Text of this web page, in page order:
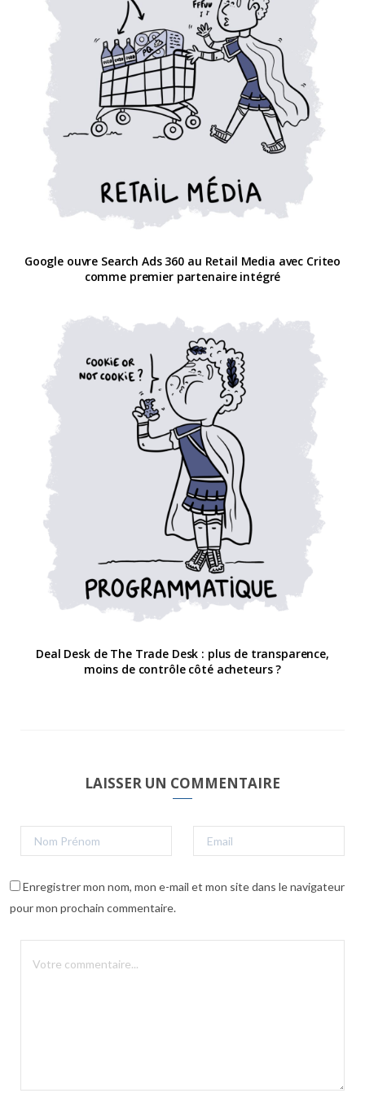
Google ouvre Search Ads 360 au Retail Media avec Criteo
comme premier partenaire intégré
Deal Desk de The Trade Desk : plus de transparence,
moins de contrôle côté acheteurs ?
LAISSER UN COMMENTAIRE
Enregistrer mon nom, mon e-mail et mon site dans le navigateur
pour mon prochain commentaire.